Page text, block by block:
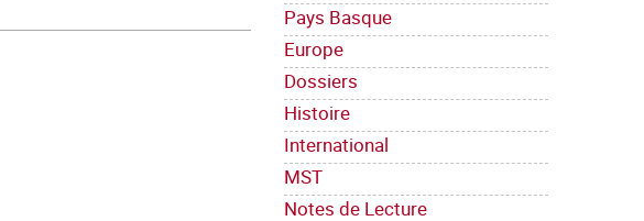
Pays Basque
Europe
Dossiers
Histoire
International
MST
Notes de Lecture